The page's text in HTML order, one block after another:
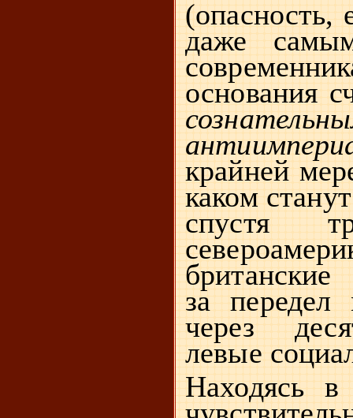
(опасность,
даже
основания
крайней
каком
спустя
за
через
левые
Находясь